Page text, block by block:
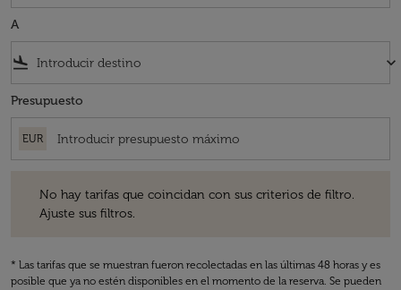
A
flight_land keyboard_arrow_down
Presupuesto
EUR
No hay tarifas que coincidan con sus criterios de filtro.
Ajuste sus filtros.
* Las tarifas que se muestran fueron recolectadas en las últimas 48 horas y es
posible que ya no estén disponibles en el momento de la reserva. Se pueden